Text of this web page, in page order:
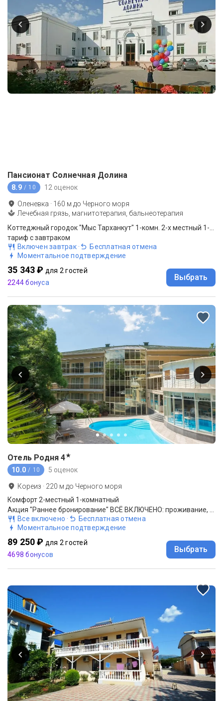
Пансионат Солнечная Долина
8.9 / 10 12 оценок
Оленевка · 160 м до Черного моря
Лечебная грязь, магнитотерапия, бальнеотерапия
Коттеджный городок "Мыс Тарханкут" 1-комн. 2-х местный 1-я категория
тариф с завтраком
Включен завтрак·
Бесплатная отмена
Моментальное подтверждение
35 343 ₽ для 2 гостей
2244 бонуса
Выбрать
Отель Родня 4★
10.0 / 10 5 оценок
Кореиз · 220 м до Черного моря
Комфорт 2-местный 1-комнатный
Акция "Раннее бронирование" ВСЁ ВКЛЮЧЕНО: проживание, 3-разовое питание (шведский стол; при низкой загрузке меню-заказ), обслуживание по системе "всё включено"
Все включено ·
Бесплатная отмена
Моментальное подтверждение
89 250 ₽ для 2 гостей
4698 бонусов
Выбрать